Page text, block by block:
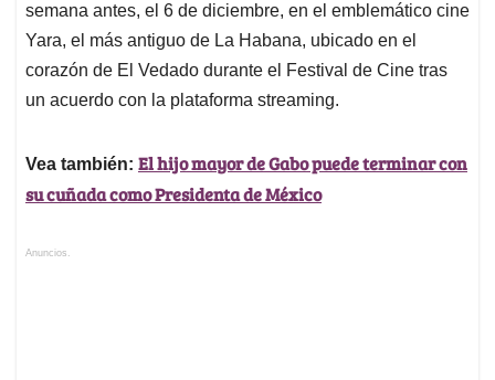
semana antes, el 6 de diciembre, en el emblemático cine
Yara, el más antiguo de La Habana, ubicado en el
corazón de El Vedado durante el Festival de Cine tras
un acuerdo con la plataforma streaming.
Vea también: El hijo mayor de Gabo puede terminar con
su cuñada como Presidenta de México
Anuncios.